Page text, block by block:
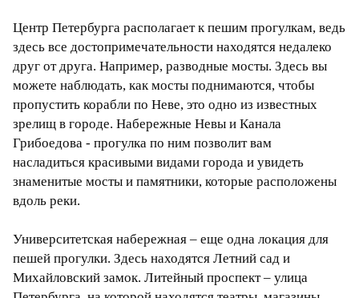
Центр Петербурга располагает к пешим прогулкам, ведь
здесь все достопримечательности находятся недалеко
друг от друга. Например, разводные мосты. Здесь вы
можете наблюдать, как мосты поднимаются, чтобы
пропустить корабли по Неве, это одно из известных
зрелищ в городе. Набережные Невы и Канала
Грибоедова - прогулка по ним позволит вам
насладиться красивыми видами города и увидеть
знаменитые мосты и памятники, которые расположены
вдоль реки.
Университетская набережная – еще одна локация для
пешей прогулки. Здесь находятся Летний сад и
Михайловский замок. Литейный проспект – улица